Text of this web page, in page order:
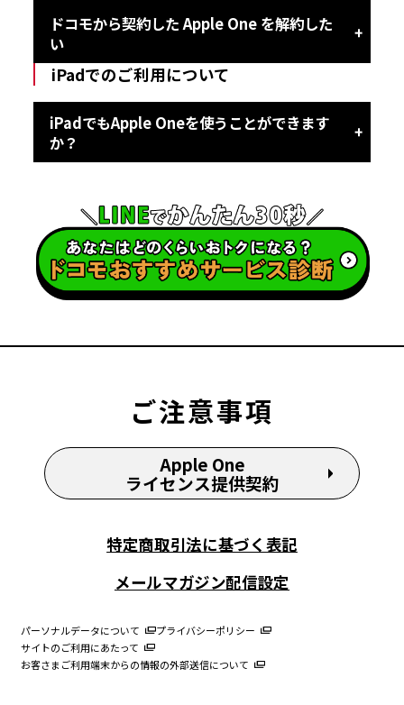
ドコモから契約した Apple One を解約した
い
iPadでのご利用について
iPadでもApple Oneを使うことができます
か？
ご注意事項
Apple One
ライセンス提供契約
特定商取引法に基づく表記
メールマガジン配信設定
パーソナルデータについて
プライバシーポリシー
サイトのご利用にあたって
お客さまご利用端末からの情報の外部送信について